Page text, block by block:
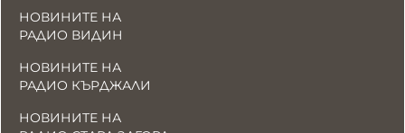
НОВИНИТЕ НА
РАДИО ВИДИН
НОВИНИТЕ НА
РАДИО КЪРДЖАЛИ
НОВИНИТЕ НА